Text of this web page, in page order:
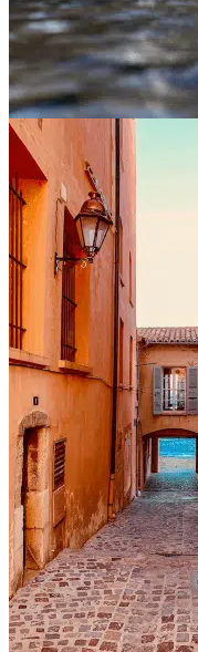
Entre montagnes et lacs